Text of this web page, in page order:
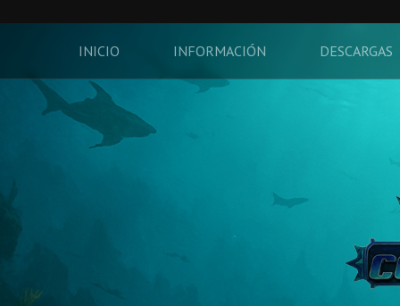
INICIO INFORMACIÓN DESCARGAS